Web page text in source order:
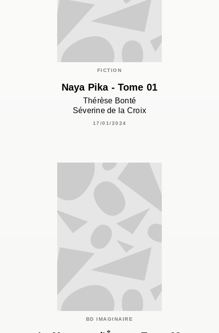
FICTION
Naya Pika - Tome 01
Thérèse Bonté
Séverine de la Croix
17/01/2024
BD IMAGINAIRE